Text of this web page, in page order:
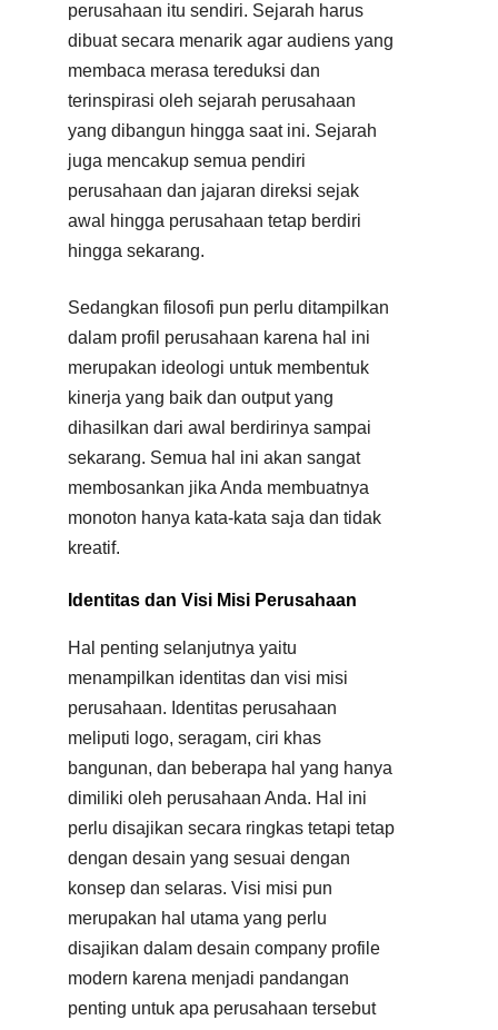
perusahaan itu sendiri. Sejarah harus
dibuat secara menarik agar audiens yang
membaca merasa tereduksi dan
terinspirasi oleh sejarah perusahaan
yang dibangun hingga saat ini. Sejarah
juga mencakup semua pendiri
perusahaan dan jajaran direksi sejak
awal hingga perusahaan tetap berdiri
hingga sekarang.
Sedangkan filosofi pun perlu ditampilkan
dalam profil perusahaan karena hal ini
merupakan ideologi untuk membentuk
kinerja yang baik dan output yang
dihasilkan dari awal berdirinya sampai
sekarang. Semua hal ini akan sangat
membosankan jika Anda membuatnya
monoton hanya kata-kata saja dan tidak
kreatif.
Identitas dan Visi Misi Perusahaan
Hal penting selanjutnya yaitu
menampilkan identitas dan visi misi
perusahaan. Identitas perusahaan
meliputi logo, seragam, ciri khas
bangunan, dan beberapa hal yang hanya
dimiliki oleh perusahaan Anda. Hal ini
perlu disajikan secara ringkas tetapi tetap
dengan desain yang sesuai dengan
konsep dan selaras. Visi misi pun
merupakan hal utama yang perlu
disajikan dalam desain company profile
modern karena menjadi pandangan
penting untuk apa perusahaan tersebut